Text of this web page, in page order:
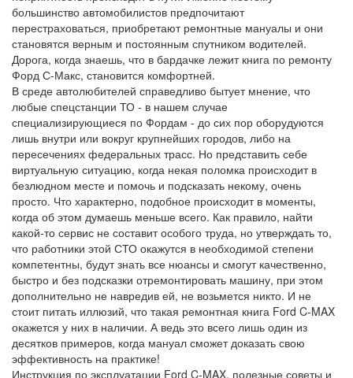
большинство автомобилистов предпочитают
перестраховаться, приобретают ремонтные мануалы и они
становятся верным и постоянным спутником водителей.
Дорога, когда знаешь, что в бардачке лежит книга по ремонту
Форд С-Макс, становится комфортней.
В среде автолюбителей справедливо бытует мнение, что
любые спецстанции ТО - в нашем случае
специализирующиеся по Фордам - до сих пор оборудуются
лишь внутри или вокруг крупнейших городов, либо на
пересечениях федеральных трасс. Но представить себе
виртуальную ситуацию, когда некая поломка происходит в
безлюдном месте и помочь и подсказать некому, очень
просто. Что характерно, подобное происходит в моменты,
когда об этом думаешь меньше всего. Как правило, найти
какой-то сервис не составит особого труда, но утверждать то,
что работники этой СТО окажутся в необходимой степени
компетентны, будут знать все нюансы и смогут качественно,
быстро и без подсказки отремонтировать машину, при этом
дополнительно не навредив ей, не возьмется никто. И не
стоит питать иллюзий, что такая ремонтная книга Ford C-MAX
окажется у них в наличии. А ведь это всего лишь один из
десятков примеров, когда мануал сможет доказать свою
эффективность на практике!
Инструкция по эксплуатации Ford C-MAX, полезные советы и